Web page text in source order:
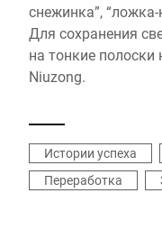
снежинка”,
Для сохранения
на тонкие полоски
Niuzong.
Истории успеха
Переработка